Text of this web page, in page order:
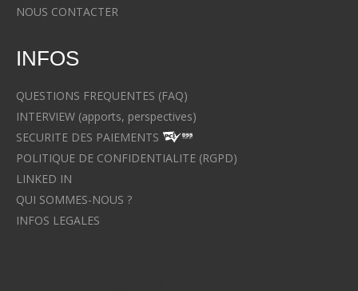
NOUS CONTACTER
INFOS
QUESTIONS FREQUENTES (FAQ)
INTERVIEW (apports, perspectives)
SECURITE DES PAIEMENTS
POLITIQUE DE CONFIDENTIALITE (RGPD)
LINKED IN
QUI SOMMES-NOUS ?
INFOS LEGALES